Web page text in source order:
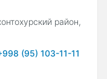
район,
(95) 103-11-11